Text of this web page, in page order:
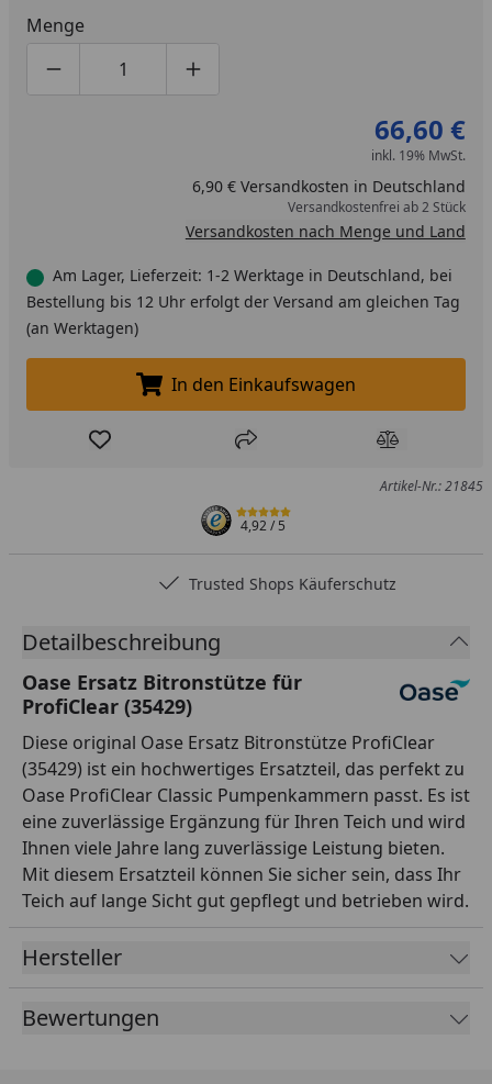
Menge
Produktmenge um eins verringern
Produktmenge manuell eingeben
Produktmenge um eins erhöhen
66,60 €
inkl. 19% MwSt.
6,90 € Versandkosten in Deutschland
Versandkostenfrei ab 2 Stück
Versandkosten nach Menge und Land
Am Lager, Lieferzeit: 1-2 Werktage in Deutschland, bei
Bestellung bis 12 Uhr erfolgt der Versand am gleichen Tag
(an Werktagen)
In den Einkaufswagen legen
In den Einkaufswagen
Produkt zur Wunschliste hinzufügen
Teilen Produkt
Artikel-Nr.: 21845
4,92/ 5
Trusted Shops Käuferschutz
Detailbeschreibung
Oase Ersatz Bitronstütze für
ProfiClear (35429)
Diese original Oase Ersatz Bitronstütze ProfiClear
(35429) ist ein hochwertiges Ersatzteil, das perfekt zu
Oase ProfiClear Classic Pumpenkammern passt. Es ist
eine zuverlässige Ergänzung für Ihren Teich und wird
Ihnen viele Jahre lang zuverlässige Leistung bieten.
Mit diesem Ersatzteil können Sie sicher sein, dass Ihr
Teich auf lange Sicht gut gepflegt und betrieben wird.
Hersteller
Bewertungen